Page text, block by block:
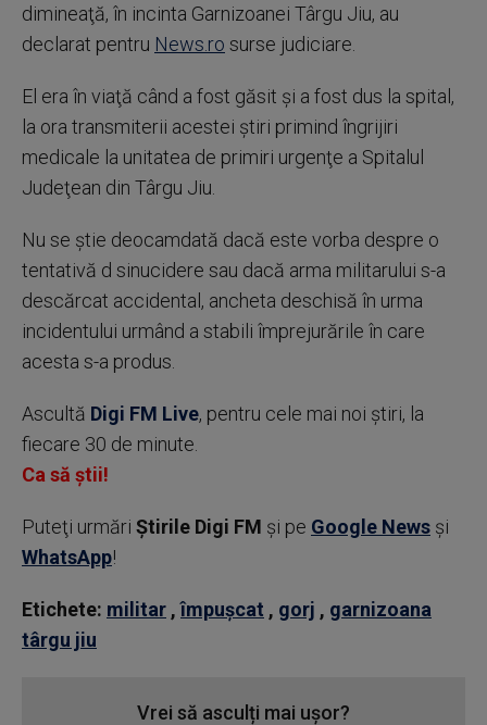
dimineaţă, în incinta Garnizoanei Târgu Jiu, au
declarat pentru News.ro surse judiciare.
El era în viaţă când a fost găsit şi a fost dus la spital,
la ora transmiterii acestei ştiri primind îngrijiri
medicale la unitatea de primiri urgenţe a Spitalul
Judeţean din Târgu Jiu.
Nu se ştie deocamdată dacă este vorba despre o
tentativă d sinucidere sau dacă arma militarului s-a
descărcat accidental, ancheta deschisă în urma
incidentului urmând a stabili împrejurările în care
acesta s-a produs.
Ascultă Digi FM Live, pentru cele mai noi știri, la
fiecare 30 de minute.
Ca să știi!
Puteţi urmări Știrile Digi FM şi pe Google News şi
WhatsApp!
Etichete: militar ,împușcat , gorj , garnizoana
târgu jiu
Vrei să asculți mai ușor?